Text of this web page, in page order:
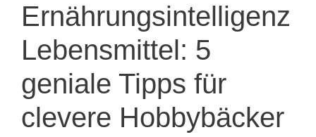
Ernährungsintelligenz
Lebensmittel: 5
geniale Tipps für
clevere Hobbybäcker